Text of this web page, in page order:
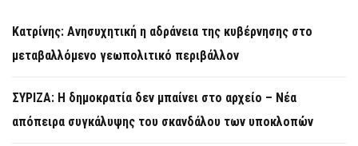
Κατρίνης: Ανησυχητική η αδράνεια της κυβέρνησης στο
μεταβαλλόμενο γεωπολιτικό περιβάλλον
ΣΥΡΙΖΑ: Η δημοκρατία δεν μπαίνει στο αρχείο – Νέα
απόπειρα συγκάλυψης του σκανδάλου των υποκλοπών